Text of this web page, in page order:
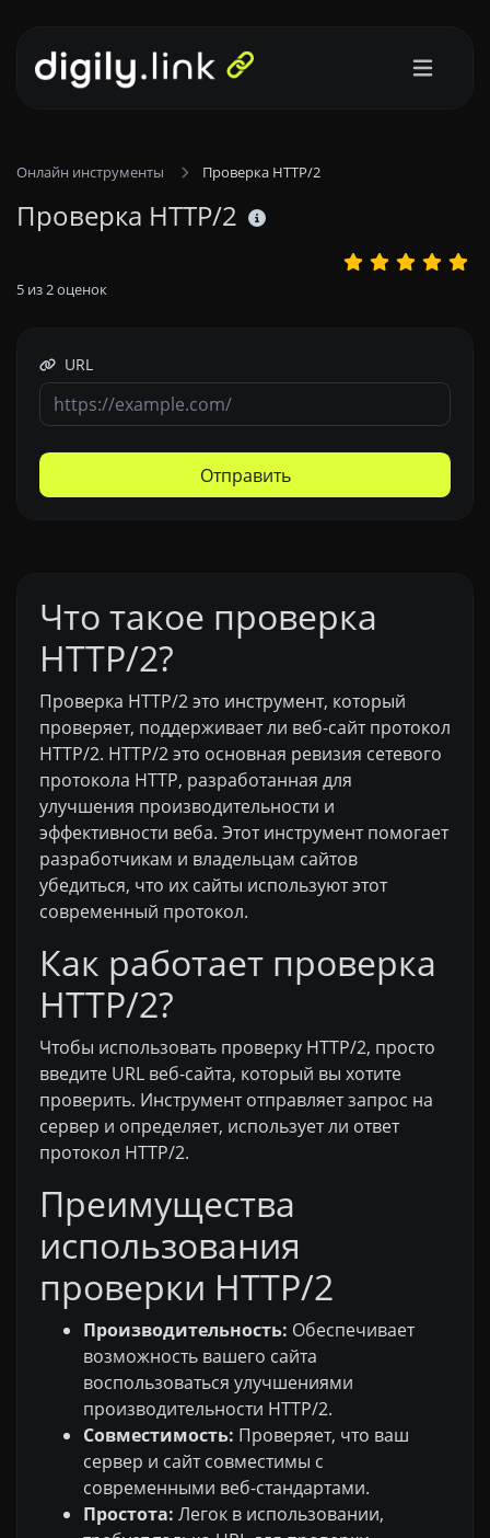
Онлайн инструменты Проверка HTTP/2
Проверка HTTP/2
5 из2оценок
URL
Отправить
Что такое проверка
HTTP/2?
Проверка HTTP/2 это инструмент, который
проверяет, поддерживает ли веб-сайт протокол
HTTP/2. HTTP/2 это основная ревизия сетевого
протокола HTTP, разработанная для
улучшения производительности и
эффективности веба. Этот инструмент помогает
разработчикам и владельцам сайтов
убедиться, что их сайты используют этот
современный протокол.
Как работает проверка
HTTP/2?
Чтобы использовать проверку HTTP/2, просто
введите URL веб-сайта, который вы хотите
проверить. Инструмент отправляет запрос на
сервер и определяет, использует ли ответ
протокол HTTP/2.
Преимущества
использования
проверки HTTP/2
Производительность: Обеспечивает
возможность вашего сайта
воспользоваться улучшениями
производительности HTTP/2.
Совместимость: Проверяет, что ваш
сервер и сайт совместимы с
современными веб-стандартами.
Простота: Легок в использовании,